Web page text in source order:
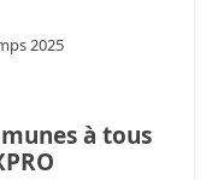
2025
à tous